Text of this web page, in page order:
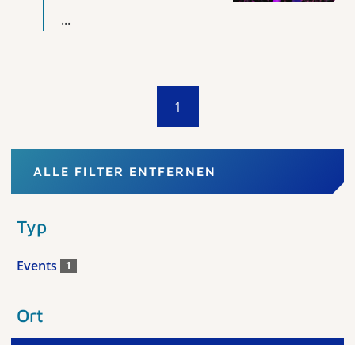
...
1
ALLE FILTER ENTFERNEN
Typ
Events 1
Ort